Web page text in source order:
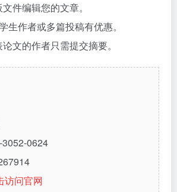
件编辑您的文章。
生作者或多篇投稿有优惠。
文的作者只需提交摘要。
0624
访问官网